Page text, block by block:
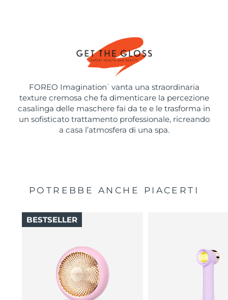
FOREO Imagination ™
vanta una straordinaria
texture cremosa che fa dimenticare la percezione
casalinga delle maschere fai da te e le trasforma in
un sofisticato trattamento professionale, ricreando
a casa l’atmosfera di una spa.
POTREBBE ANCHE PIACERTI
BESTSELLER